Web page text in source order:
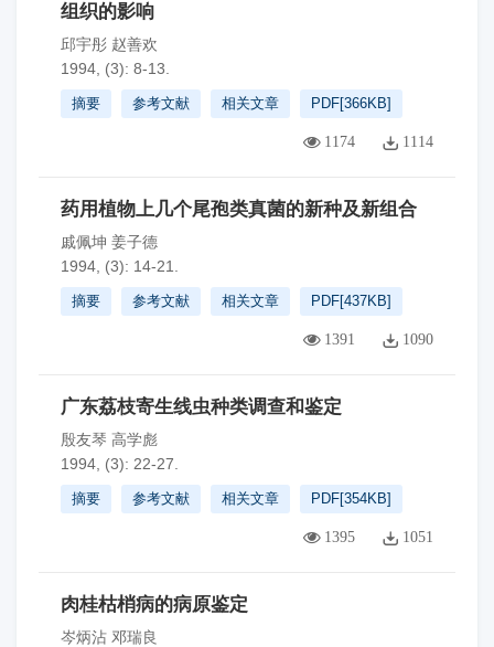
组织的影响
邱宇彤 赵善欢
1994, (3): 8-13.
摘要 参考文献 相关文章 PDF[366KB]
1174 1114
药用植物上几个尾孢类真菌的新种及新组合
戚佩坤 姜子德
1994, (3): 14-21.
摘要 参考文献 相关文章 PDF[437KB]
1391 1090
广东荔枝寄生线虫种类调查和鉴定
殷友琴 高学彪
1994, (3): 22-27.
摘要 参考文献 相关文章 PDF[354KB]
1395 1051
肉桂枯梢病的病原鉴定
岑炳沾 邓瑞良